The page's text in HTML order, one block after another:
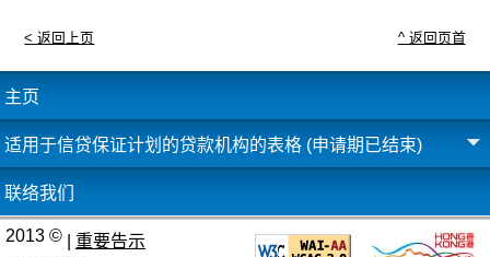
< 返回上页 ^ 返回页首
主页
适用于信贷保证计划的贷款机构的表格 (申请期已结束)
联络我们
2013 ©
重要告示